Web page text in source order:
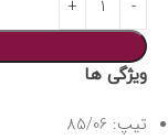
ویژگی ها
تیپ: 85/06